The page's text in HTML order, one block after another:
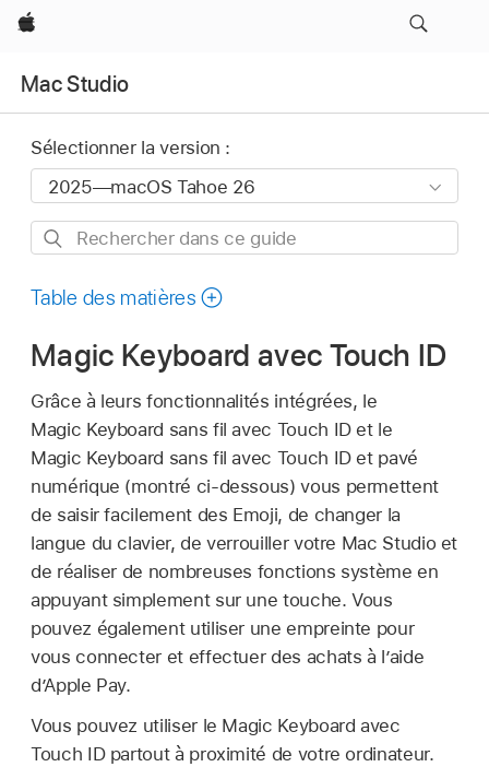
Apple
Mac Studio
Sélectionner la version :
Rechercher
ce
Table des matières
Magic Keyboard avec Touch ID
Grâce à leurs fonctionnalités intégrées, le
Magic Keyboard sans fil avec Touch ID et le
Magic Keyboard sans fil avec Touch ID et pavé
numérique (montré ci-dessous) vous permettent
de saisir facilement des Emoji, de changer la
langue du clavier, de verrouiller votre Mac Studio et
de réaliser de nombreuses fonctions système en
appuyant simplement sur une touche. Vous
pouvez également utiliser une empreinte pour
vous connecter et effectuer des achats à l’aide
d’Apple Pay.
Vous pouvez utiliser le Magic Keyboard avec
Touch ID partout à proximité de votre ordinateur.